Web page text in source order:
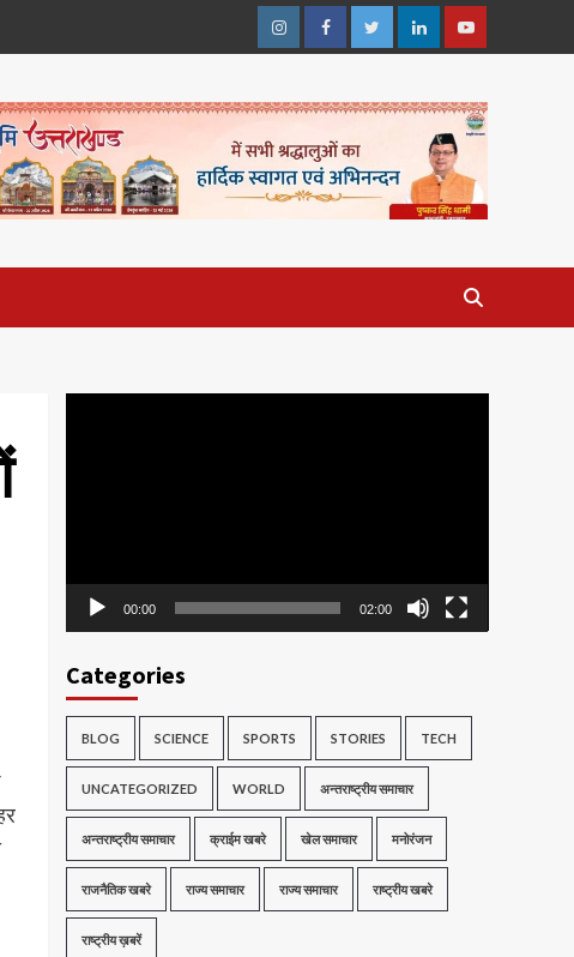
InstagramFacebookTwitterLinkedinYoutube
00:00 02:00
Categories
BLOG SCIENCE SPORTS STORIES TECH
UNCATEGORIZED WORLD अन्तराष्ट्रीय समाचार
अन्तराष्ट्रीय समाचार क्राईम खबरे खेल समाचार मनोरंजन
राजनैतिक खबरे राज्य समाचार राज्य समाचार राष्ट्रीय खबरे
राष्ट्रीय ख़बरें